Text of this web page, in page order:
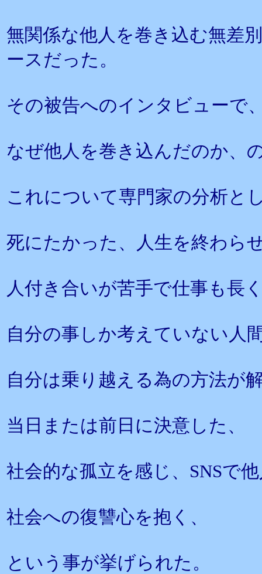
無関係な他人を巻き込む無差
ースだった。
その被告へのインタビューで
なぜ他人を巻き込んだのか、
これについて専門家の分析と
死にたかった、人生を終わら
人付き合いが苦手で仕事も長
自分の事しか考えていない人
自分は乗り越える為の方法が
当日または前日に決意した、
社会的な孤立を感じ、SNSで
社会への復讐心を抱く、
という事が挙げられた。